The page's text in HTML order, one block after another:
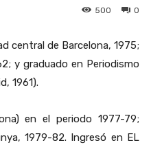
0
500
central de Barcelona, 1975;
y graduado en Periodismo
1961).
en el periodo 1977-79;
1979-82. Ingresó en EL